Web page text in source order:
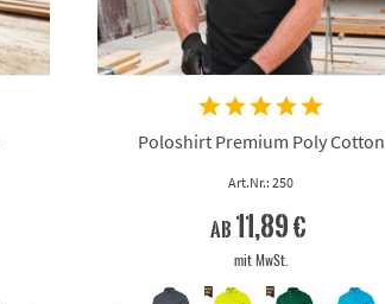
Poloshirt Premium Poly Cotton
Art.Nr.: 250
ab 11,89 €
mit MwSt.